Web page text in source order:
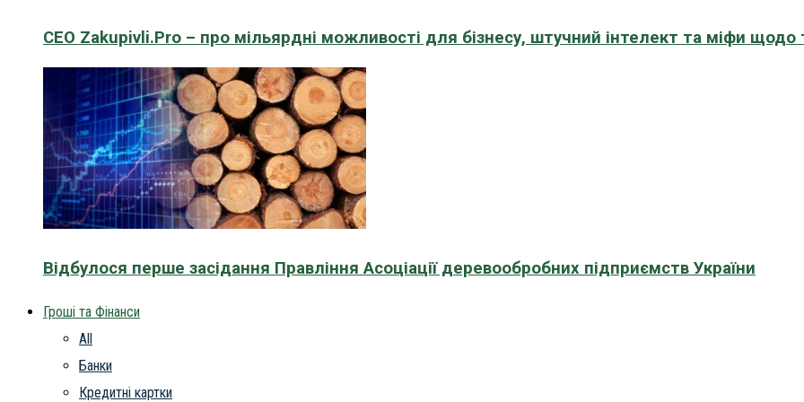
CEO Zakupivli.Pro – про мільярдні можливості для бізнесу, штучний інтелект та міфи щодо
Відбулося перше засідання Правління Асоціації деревообробних підприємств України
Гроші та Фінанси
All
Банки
Кредитні картки